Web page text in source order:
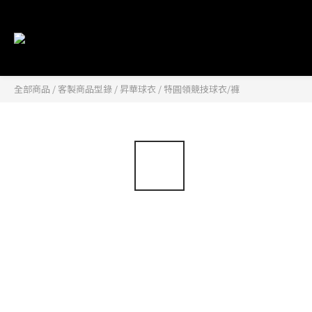
全部商品 / 客製商品型錄 /昇華球衣 /特圓領競技球衣/褲